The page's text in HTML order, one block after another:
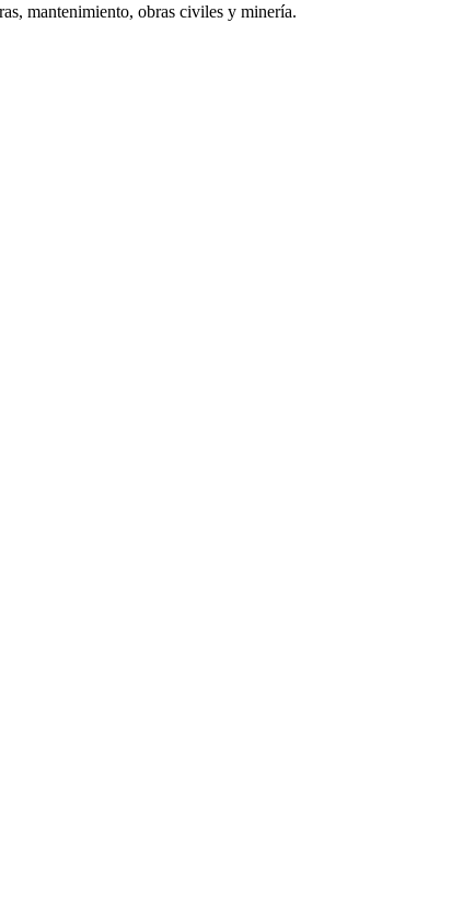
mantenimiento, obras civiles y minería.